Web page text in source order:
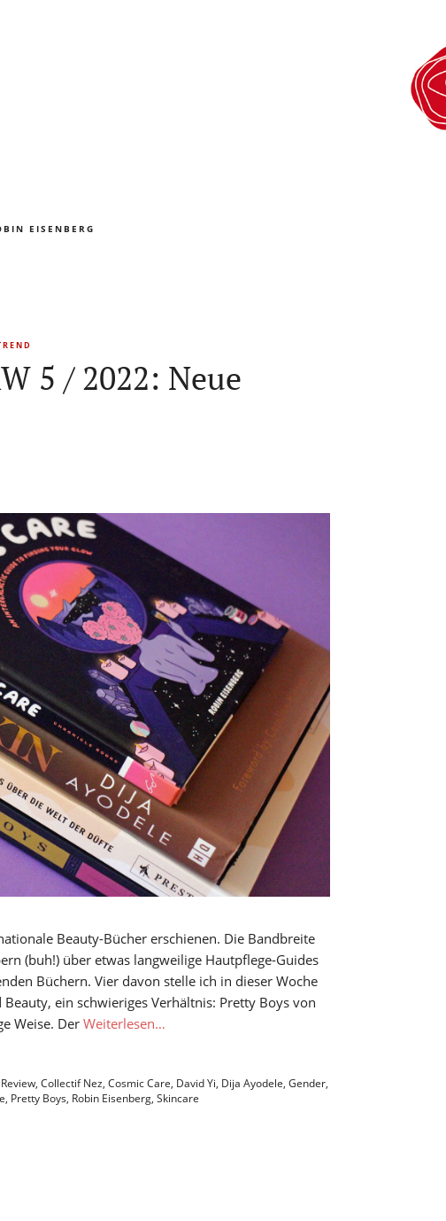
EISENBERG
5 / 2022: Neue
Beauty-Bücher erschienen. Die Bandbreite
(buh!) über etwas langweilige Hautpflege-Guides
Büchern. Vier davon stelle ich in dieser Woche
ein schwieriges Verhältnis: Pretty Boys von
Weise. Der Weiterlesen…
, Collectif Nez, Cosmic Care, David Yi, Dija Ayodele, Gender,
, Pretty Boys, Robin Eisenberg, Skincare